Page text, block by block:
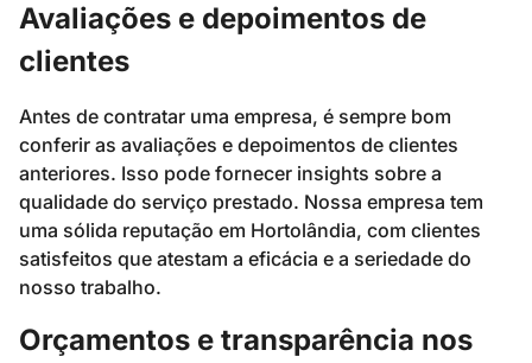
Avaliações e depoimentos de
clientes
Antes de contratar uma empresa, é sempre bom
conferir as avaliações e depoimentos de clientes
anteriores. Isso pode fornecer insights sobre a
qualidade do serviço prestado. Nossa empresa tem
uma sólida reputação em Hortolândia, com clientes
satisfeitos que atestam a eficácia e a seriedade do
nosso trabalho.
Orçamentos e transparência nos